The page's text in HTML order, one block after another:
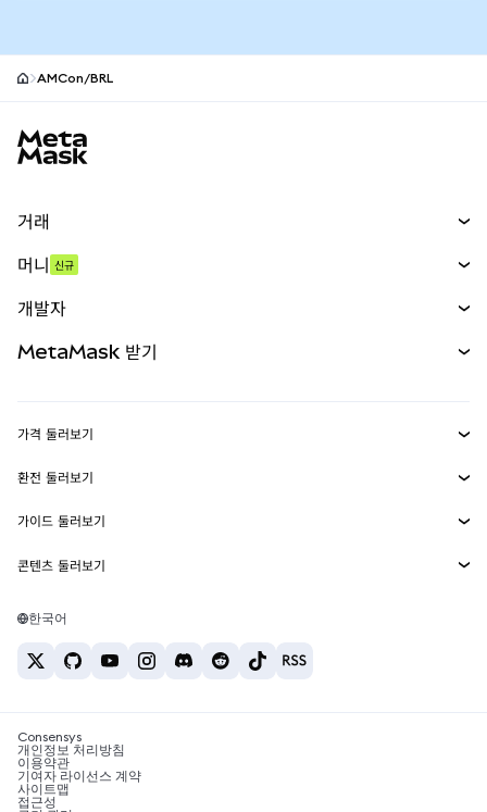
AMCon/BRL
거래
무기한 선물
실물자산
머니 신규
개발자
MetaMask Connect
Snaps
웹3 서비스
MetaMask 받기
보안
고객 지원
채용
가격 둘러보기
이더리움 가격
솔라나 가격
테더 가격
환전 둘러보기
ETH를 USD로 환전
USDT를 INR로 환전
BTC를 INR로 환전
ETH를 USDT로 환전
가이드 둘러보기
ETH 매수
USDT 매수
SHIB 매수
BNB 매수
콘텐츠 둘러보기
솔라나 지갑
암호화폐 세금 뉴스
암호화폐 매수 방법
한국어
Consensys
개인정보 처리방침
이용약관
기여자 라이선스 계약
사이트맵
접근성